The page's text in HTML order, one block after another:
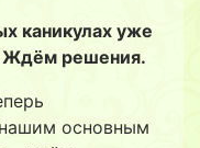
каникулах уже
Ждём решения.
основным